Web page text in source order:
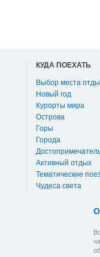
КУДА ПОЕХАТЬ
Выбор места
Новый год
Курорты мира
Острова
Горы
Города
Активный отдых
Тематические
Чудеса света